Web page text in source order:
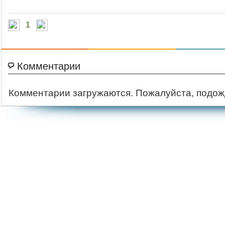
1
Комментарии
Комментарии загружаются. Пожалуйста,